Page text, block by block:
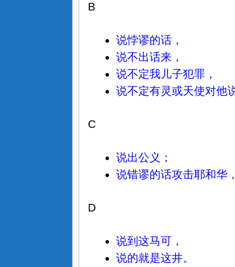
B
说悖谬的话，
说不出话来，
说不定我儿子犯罪，
说不定有灵或天使对他
C
说出公义；
说错谬的话攻击耶和华，
D
说到这马可，
说的就是这井。